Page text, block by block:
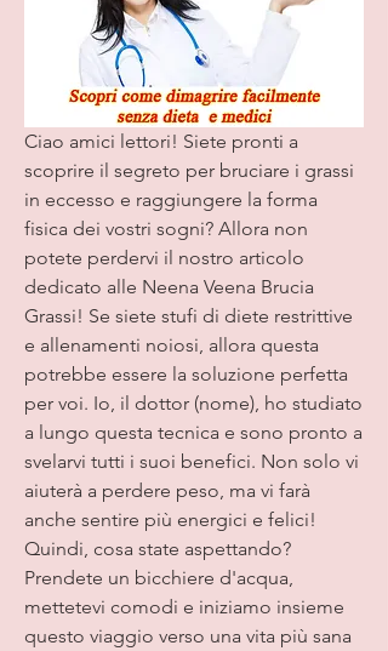
Ciao amici lettori! Siete pronti a
scoprire il segreto per bruciare i grassi
in eccesso e raggiungere la forma
fisica dei vostri sogni? Allora non
potete perdervi il nostro articolo
dedicato alle Neena Veena Brucia
Grassi! Se siete stufi di diete restrittive
e allenamenti noiosi, allora questa
potrebbe essere la soluzione perfetta
per voi. Io, il dottor (nome), ho studiato
a lungo questa tecnica e sono pronto a
svelarvi tutti i suoi benefici. Non solo vi
aiuterà a perdere peso, ma vi farà
anche sentire più energici e felici!
Quindi, cosa state aspettando?
Prendete un bicchiere d'acqua,
mettetevi comodi e iniziamo insieme
questo viaggio verso una vita più sana